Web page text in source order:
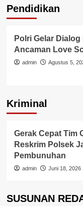
Pendidikan
Pendidikan
Polri Gelar
Ancaman Love
admin Agustus 5,
Kriminal
Berita Polisi
Gerak Cepat Tim
Reskrim Polsek
Pembunuhan
admin Juni 18, 2026
SUSUNAN